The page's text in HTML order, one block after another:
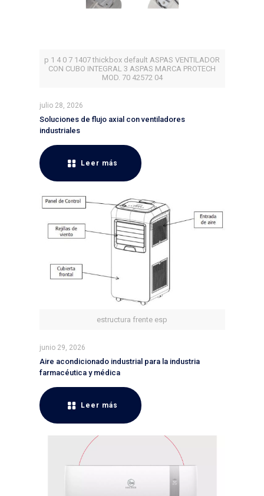
p 1 4 0 7 1407 thickbox default ASPAS VENTILADOR
CON CUBO INTEGRAL 3 ASPAS MARCA PROTECH
MOD. 70 42572 04
julio 28, 2026
Soluciones de flujo axial con ventiladores
industriales
Leer más
estructura frente esp
junio 29, 2026
Aire acondicionado industrial para la industria
farmacéutica y médica
Leer más